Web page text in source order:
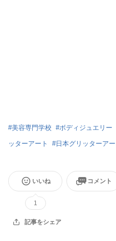
#美容専門学校 #ボディジュエリー
ッターアート #日本グリッターア
いいね
1
コメント
記事をシェア